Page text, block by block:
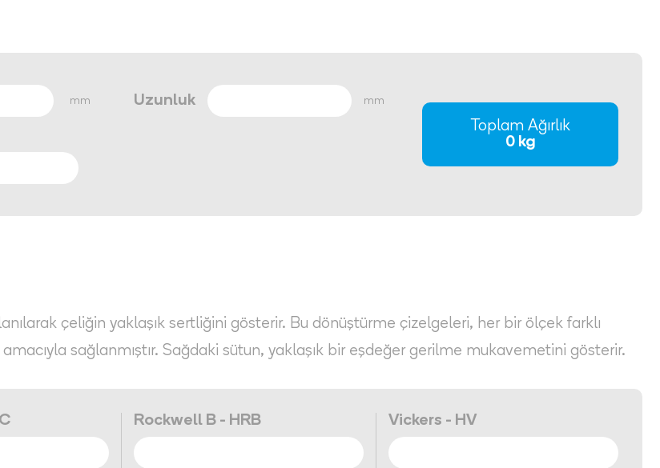
mm Uzunluk mm
Toplam Ağırlık
0 kg
çeliğin yaklaşık sertliğini gösterir. Bu dönüştürme çizelgeleri, her bir ölçek farklı
sağlanmıştır. Sağdaki sütun, yaklaşık bir eşdeğer gerilme mukavemetini gösterir.
Rockwell B - HRB Vickers - HV